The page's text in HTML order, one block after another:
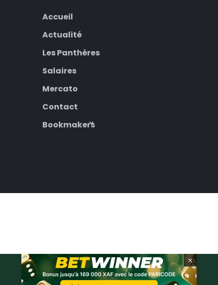
Accueil
Actualité
Les Panthères
Salaires
Mercato
Contact
Bookmakers
×